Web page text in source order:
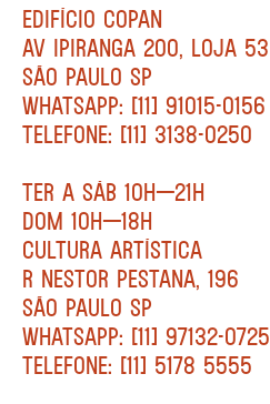
EDIFÍCIO COPAN
AV IPIRANGA 200, LOJA 53
SÃO PAULO SP
WHATSAPP: [11] 91015-0156
TELEFONE: [11] 3138-0250
TER A SÁB 10H—21H
DOM 10H—18H
CULTURA ARTÍSTICA
R NESTOR PESTANA, 196
SÃO PAULO SP
WHATSAPP: [11] 97132-0725
TELEFONE: [11] 5178 5555